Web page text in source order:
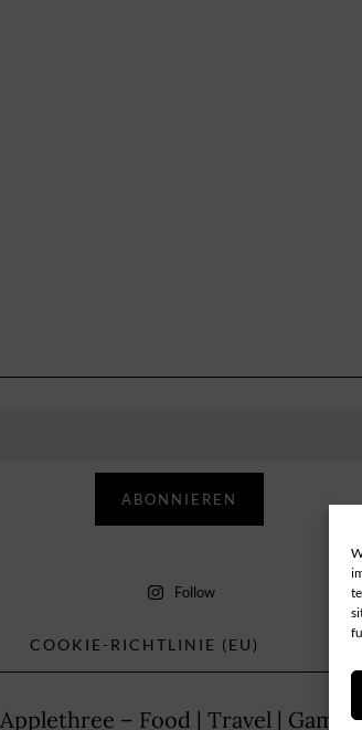
ABONNIEREN
Follow
COOKIE-RICHTLINIE (EU)
Applethree – Food | Travel | Games